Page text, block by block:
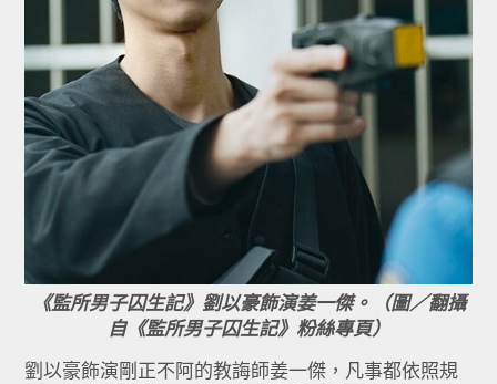
《監所男子囚生記》劉以豪飾演姜一傑。（圖／翻攝
自《監所男子囚生記》粉絲專頁）
劉以豪飾演剛正不阿的教誨師姜一傑，凡事都依照規